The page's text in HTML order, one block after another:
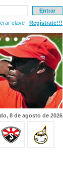
clave Regístrate!!!
8 de agosto de 2026